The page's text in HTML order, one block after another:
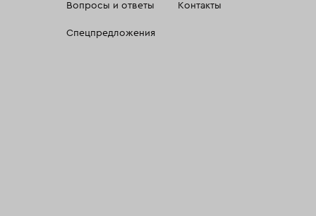
Вопросы и ответы
Спецпредложения
Контакты